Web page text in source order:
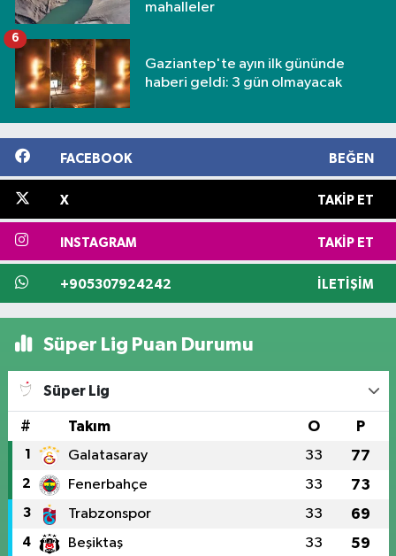
mahalleler
Gaziantep'te ayın ilk gününde
haberi geldi: 3 gün olmayacak
6
FACEBOOK BEĞEN
X TAKIP ET
INSTAGRAM TAKIP ET
+905307924242 İLETIŞIM
Süper Lig Puan Durumu
Süper Lig
# Takım O P
1 Galatasaray 33 77
2 Fenerbahçe 33 73
3 Trabzonspor 33 69
4 Beşiktaş 33 59